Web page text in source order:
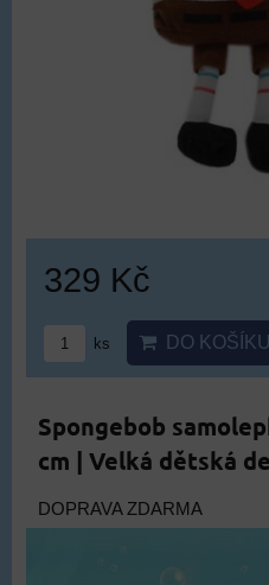
329 Kč
ks DO KOŠÍKU
Spongebob
cm | Velká dětská
DOPRAVA ZDARMA